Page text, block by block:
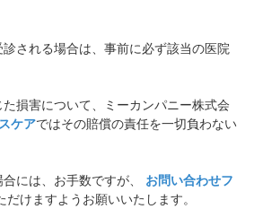
される場合は、事前に必ず該当の医院
損害について、ミーカンパニー株式会
ケアではその賠償の責任を一切負わない
には、お手数ですが、 お問い合わせフ
だけますようお願いいたします。